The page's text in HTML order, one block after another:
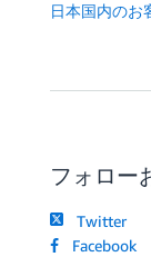
日本国内のお
フォロー
Twitter
Facebook